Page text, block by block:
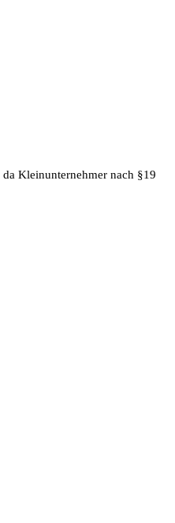
Kleinunternehmer nach §19